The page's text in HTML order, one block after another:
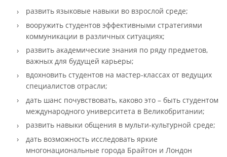
развить языковые навыки во взрослой среде;
вооружить студентов эффективными стратегиями
коммуникации в различных ситуациях;
развить академические знания по ряду предметов,
важных для будущей карьеры;
вдохновить студентов на мастер-классах от ведущих
специалистов отрасли;
дать шанс почувствовать, каково это – быть студентом
международного университета в Великобритании;
развить навыки общения в мульти-культурной среде;
дать возможность исследовать яркие
многонациональные города Брайтон и Лондон